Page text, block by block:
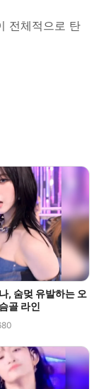
전체적으로 탄
, 숨멎 유발하는 오
골 라인